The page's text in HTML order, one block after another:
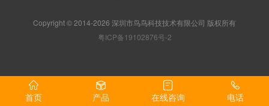
Copyright © 2014-2026 深圳市鸟鸟科技技术有限公司 版权所有
粤ICP备19102876号-2
首页 产品 在线咨询 电话